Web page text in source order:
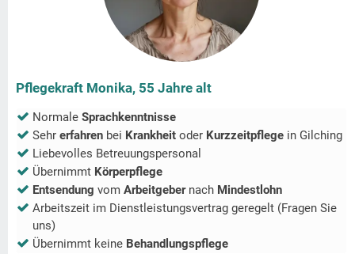
Pflegekraft Monika, 55 Jahre alt
Normale Sprachkenntnisse
Sehr erfahren bei Krankheit oder Kurzzeitpflege in Gilching
Liebevolles Betreuungspersonal
Übernimmt Körperpflege
Entsendung vom Arbeitgeber nach Mindestlohn
Arbeitszeit im Dienstleistungsvertrag geregelt (Fragen Sie
uns)
Übernimmt keine Behandlungspflege